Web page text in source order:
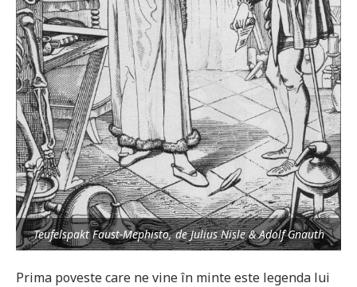
Teufelspakt Faust-Mephisto, de Julius Nisle & Adolf Gnauth
Prima poveste care ne vine în minte este legenda lui